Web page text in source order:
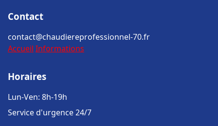
Contact
contact@chaudiereprofessionnel-70.fr
Accueil Informations
Horaires
Lun-Ven: 8h-19h
Service d'urgence 24/7